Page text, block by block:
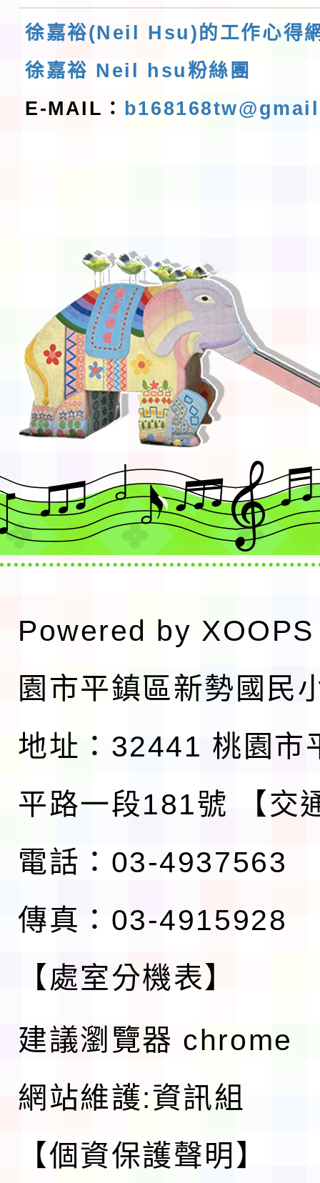
徐嘉裕(Neil Hsu)的工作心得
徐嘉裕 Neil hsu粉絲團
E-MAIL：
Powered by XOOPS
園市平鎮區新勢國民
地址：32441 桃園市
平路一段181號
【交
電話：03-4937563
傳真：03-4915928
【處室分機表】
建議瀏覽器 chrome
網站維護:資訊組
【個資保護聲明】